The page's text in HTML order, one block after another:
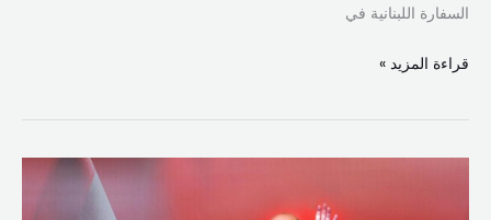
السفارة اللبنانية في
قراءة المزيد »